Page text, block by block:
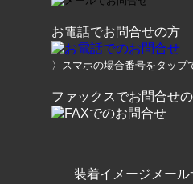
お電話でお問合せの方
〉スマホの場合番号をタップ
ファックスでお問合せ
装着イメージメール